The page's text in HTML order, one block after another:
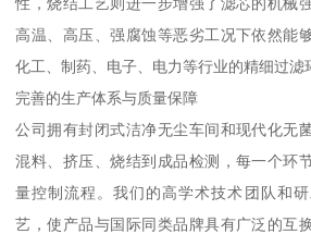
高温、高压、强腐蚀等恶劣工况下依然能
化工、制药、电子、电力等行业的精细过滤
完善的生产体系与质量保障
公司拥有封闭式洁净无尘车间和现代化无
混料、挤压、烧结到成品检测，每一个环
量控制流程。我们的高学术技术团队和
艺，使产品与国际同类品牌具有广泛的互